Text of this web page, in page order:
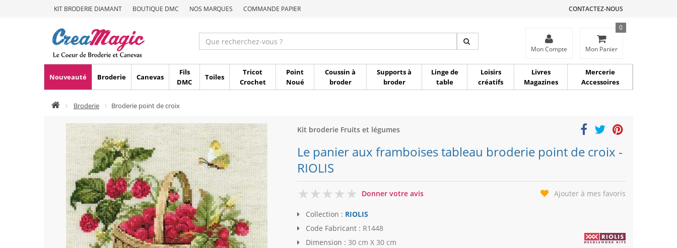
KIT BRODERIE DIAMANT BOUTIQUE DMC NOS MARQUES COMMANDE PAPIER CONTACTEZ-NOUS
Mon Compte Mon Panier
0
Nouveauté Broderie Canevas
Fils
DMC
Toiles
Tricot
Crochet
Point
Noué
Coussin à
broder
Supports à
broder
Linge de
table
Loisirs
créatifs
Livres
Magazines
Mercerie
Accessoires
Broderie Broderie point de croix
Kit broderie Fruits et légumes
Le panier aux framboises tableau broderie point de croix -
RIOLIS
0
Donner votre avis Ajouter à mes favoris
Collection : RIOLIS
Code Fabricant : R1448
Dimension : 30 cm X 30 cm